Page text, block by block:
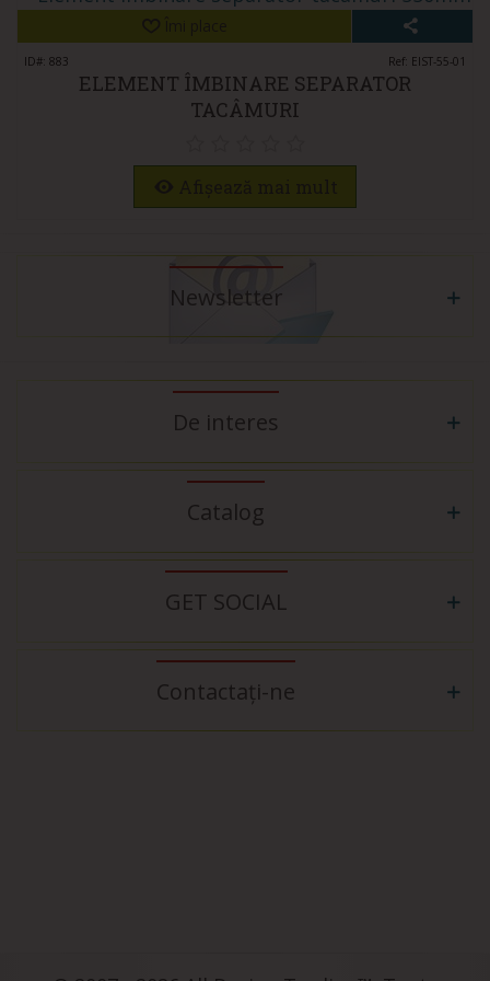
ID#: 883 Ref: EIST-55-01
ELEMENT ÎMBINARE SEPARATOR
TACÂMURI
Newsletter
De interes
Catalog
GET SOCIAL
Contactați-ne